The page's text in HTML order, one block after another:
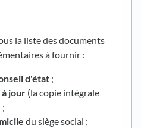
la liste des documents
à fournir :
d'état ;
jour (la copie intégrale
du siège social ;